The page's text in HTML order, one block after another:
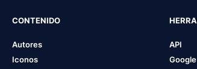
CONTENIDO
Autores
Iconos
API